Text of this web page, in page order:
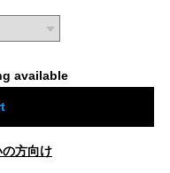
available
の方向け